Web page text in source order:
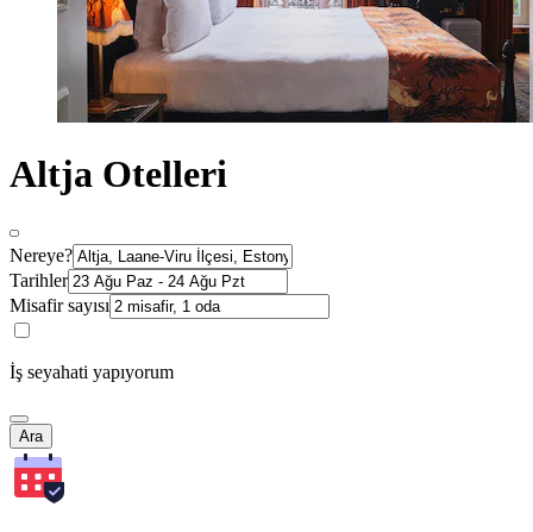
Altja Otelleri
Nereye?
Tarihler
Misafir sayısı
İş seyahati yapıyorum
Ara